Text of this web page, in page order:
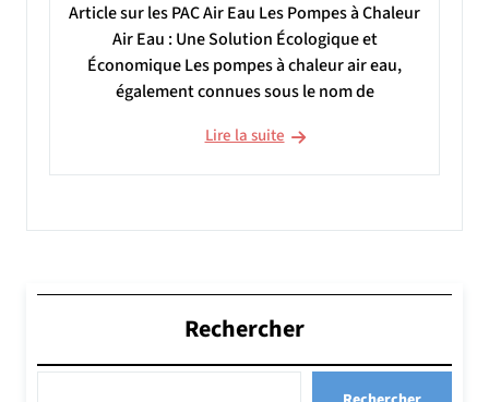
Article sur les PAC Air Eau Les Pompes à Chaleur
Air Eau : Une Solution Écologique et
Économique Les pompes à chaleur air eau,
également connues sous le nom de
Lire la suite
Rechercher